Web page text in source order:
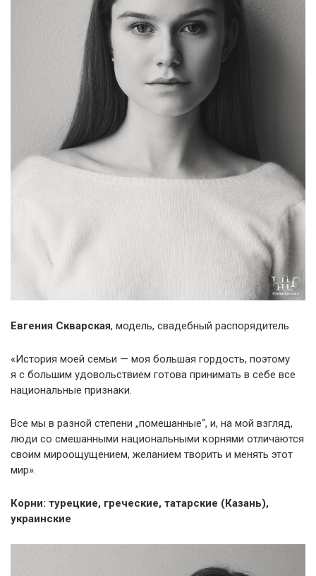
Евгения Скварская, модель, свадебный распорядитель
«История моей семьи — моя большая гордость, поэтому
я с большим удовольствием готова принимать в себе все
национальные признаки.
Все мы в разной степени „помешанные“, и, на мой взгляд,
люди со смешанными национальными корнями отличаются
своим мироощущением, желанием творить и менять этот
мир».
Корни: турецкие, греческие, татарские (Казань),
украинские